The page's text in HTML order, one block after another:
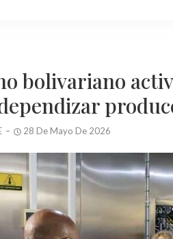
bolivariano
28 De Mayo De 2026